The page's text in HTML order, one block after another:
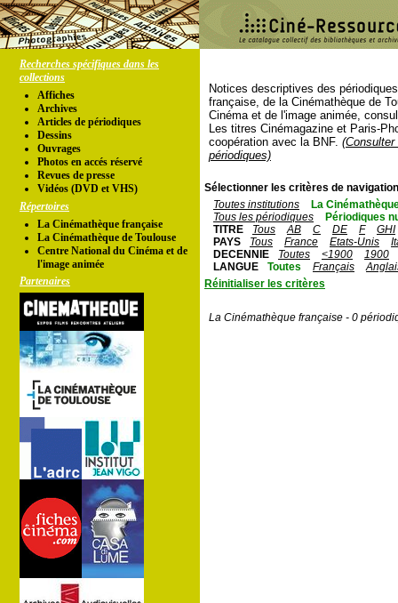
Recherches spécifiques dans les
collections
Affiches
Archives
Articles de périodiques
Dessins
Ouvrages
Photos en accés réservé
Revues de presse
Vidéos (DVD et VHS)
Répertoires
La Cinémathèque française
La Cinémathèque de Toulouse
Centre National du Cinéma et de
l'image animée
Partenaires
Notices descriptives des
française, de la Cinémathèque de
Cinéma et de l'image animée,
Les titres Cinémagazine et Paris-
coopération avec la BNF.
périodiques)
Sélectionner les critères de
Toutes institutions
La
Tous les périodiques
Périodiques
TITRE
Tous AB C DE F
GHI
PAYS
Tous France Etats-Unis
DECENNIE
Toutes <1900
1900
LANGUE
Toutes Français
Réinitialiser les critères
La Cinémathèque française - 0